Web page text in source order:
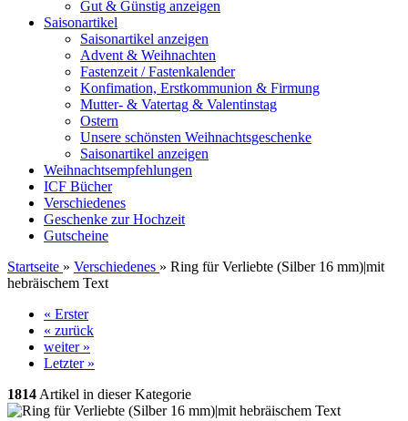
Gut & Günstig anzeigen
Saisonartikel
Saisonartikel anzeigen
Advent & Weihnachten
Fastenzeit / Fastenkalender
Konfimation, Erstkommunion & Firmung
Mutter- & Vatertag & Valentinstag
Ostern
Unsere schönsten Weihnachtsgeschenke
Saisonartikel anzeigen
Weihnachtsempfehlungen
ICF Bücher
Verschiedenes
Geschenke zur Hochzeit
Gutscheine
Startseite » Verschiedenes » Ring für Verliebte (Silber 16 mm)|mit
hebräischem Text
« Erster
« zurück
weiter »
Letzter »
1814 Artikel in dieser Kategorie